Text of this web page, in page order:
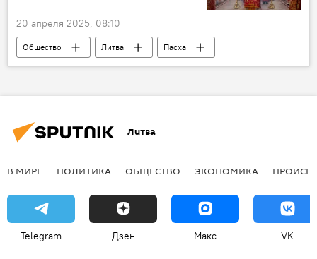
20 апреля 2025, 08:10
Общество Литва
Пасха
митрополит Виленский и Литовский Иннокентий
Литва
В МИРЕ ПОЛИТИКА ОБЩЕСТВО ЭКОНОМИКА
Telegram Дзен Макс VK